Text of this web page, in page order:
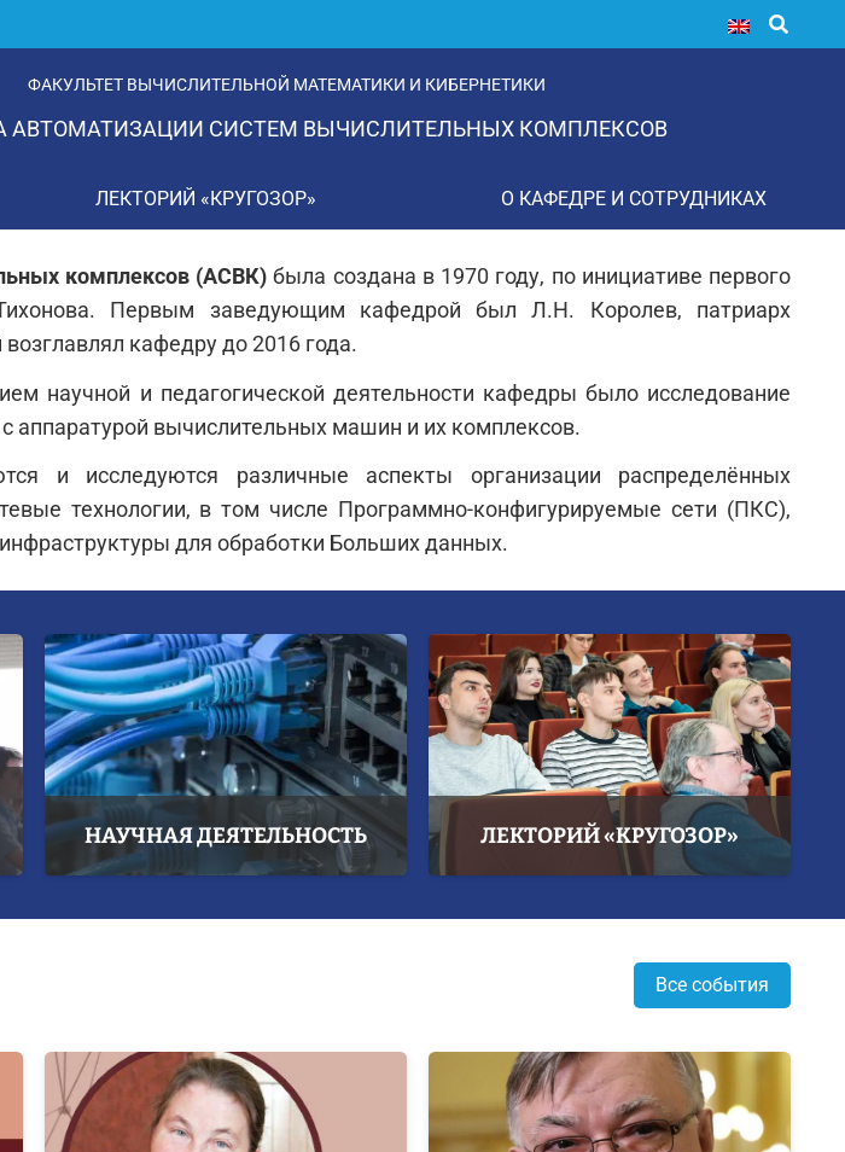
ФАКУЛЬТЕТ ВЫЧИСЛИТЕЛЬНОЙ МАТЕМАТИКИ И КИБЕРНЕТИКИ
АВТОМАТИЗАЦИИ СИСТЕМ ВЫЧИСЛИТЕЛЬНЫХ КОМПЛЕКСОВ
ЛЕКТОРИЙ «КРУГОЗОР» О КАФЕДРЕ И СОТРУДНИКАХ
комплексов (АСВК) была создана в 1970 году, по инициативе первого
Первым заведующим кафедрой был Л.Н. Королев, патриарх
кафедру до 2016 года.
научной и педагогической деятельности кафедры было исследование
аппаратурой вычислительных машин и их комплексов.
и исследуются различные аспекты организации распределённых
технологии, в том числе Программно-конфигурируемые сети (ПКС),
для обработки Больших данных.
НАУЧНАЯ ДЕЯТЕЛЬНОСТЬ ЛЕКТОРИЙ «КРУГОЗОР»
Все события